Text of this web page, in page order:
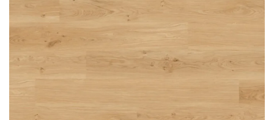
być stosowane na ogrzewaniu podłogowym
wodnym. Producent na te panele udziela 25-letniej
gwarancji dla użytku domowego i 10- letniej gwarancji na
użytek komercyjny.